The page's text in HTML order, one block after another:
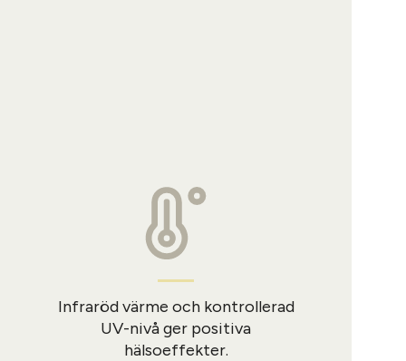
Infraröd värme och kontrollerad
UV-nivå ger positiva
hälsoeffekter.